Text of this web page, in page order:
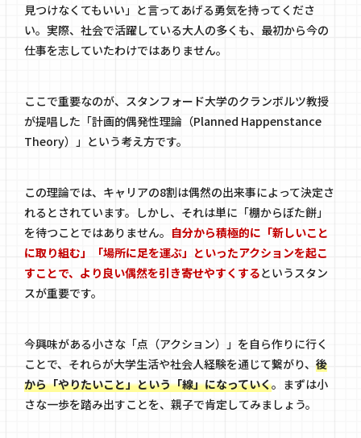
見つけなくてもいい」と言ってあげる勇気を持ってくださ
い。実際、社会で活躍している大人の多くも、最初から今の
仕事を志していたわけではありません。
ここで重要なのが、スタンフォード大学のクランボルツ教授
が提唱した「計画的偶発性理論（Planned Happenstance
Theory）」という考え方です。
この理論では、キャリアの8割は偶然の出来事によって決定さ
れるとされています。しかし、それは単に「棚からぼた餅」
を待つことではありません。 自分から積極的に「新しいこと
に取り組む」「場所に足を運ぶ」といったアクションを起こ
すことで、より良い偶然を引き寄せやすくするというスタン
スが重要です。
今興味がある小さな「点（アクション）」を自ら作りに行く
ことで、それらが大学生活や社会人経験を通じて繋がり、 後
から「やりたいこと」という「線」になっていく。まずは小
さな一歩を踏み出すことを、親子で肯定してみましょう。